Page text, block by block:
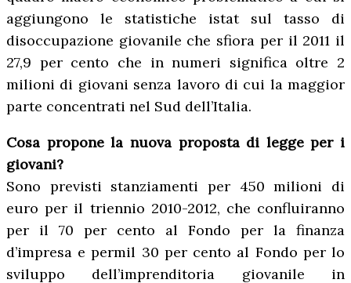
aggiungono le statistiche istat sul tasso di
disoccupazione giovanile che sfiora per il 2011 il
27,9 per cento che in numeri significa oltre 2
milioni di giovani senza lavoro di cui la maggior
parte concentrati nel Sud dell’Italia.
Cosa propone la nuova proposta di legge per i
giovani?
Sono previsti stanziamenti per 450 milioni di
euro per il triennio 2010-2012, che confluiranno
per il 70 per cento al Fondo per la finanza
d’impresa e permil 30 per cento al Fondo per lo
sviluppo dell’imprenditoria giovanile in